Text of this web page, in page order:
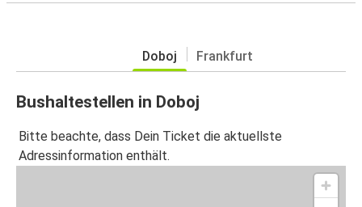
Doboj Frankfurt
Bushaltestellen in Doboj
Bitte beachte, dass Dein Ticket die aktuellste
Adressinformation enthält.